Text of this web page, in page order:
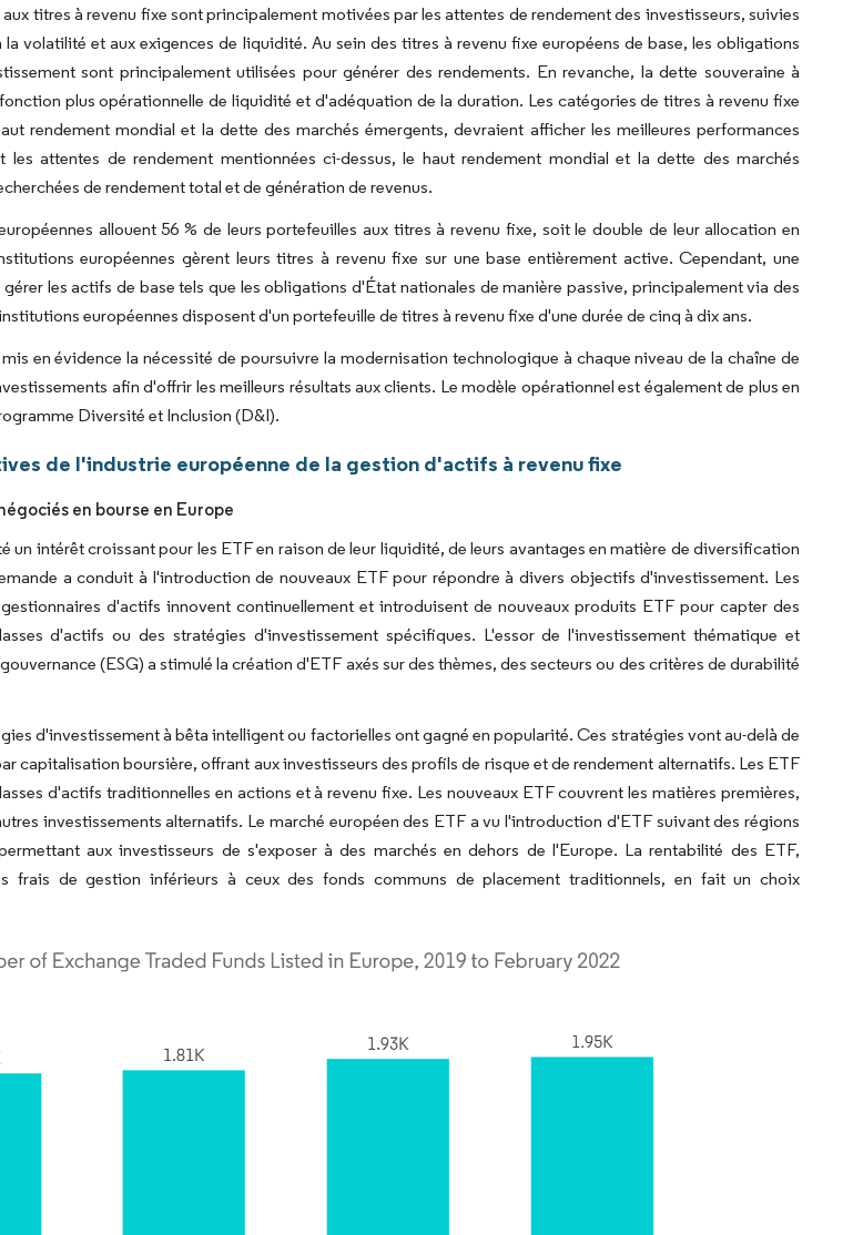
titres à revenu fixe sont principalement motivées par les attentes de rendement des investisseurs, suivies
volatilité et aux exigences de liquidité. Au sein des titres à revenu fixe européens de base, les obligations
sont principalement utilisées pour générer des rendements. En revanche, la dette souveraine à
plus opérationnelle de liquidité et d'adéquation de la duration. Les catégories de titres à revenu fixe
rendement mondial et la dette des marchés émergents, devraient afficher les meilleures performances
les attentes de rendement mentionnées ci-dessus, le haut rendement mondial et la dette des marchés
de rendement total et de génération de revenus.
allouent 56 % de leurs portefeuilles aux titres à revenu fixe, soit le double de leur allocation en
européennes gèrent leurs titres à revenu fixe sur une base entièrement active. Cependant, une
les actifs de base tels que les obligations d'État nationales de manière passive, principalement via des
européennes disposent d'un portefeuille de titres à revenu fixe d'une durée de cinq à dix ans.
en évidence la nécessité de poursuivre la modernisation technologique à chaque niveau de la chaîne de
afin d'offrir les meilleurs résultats aux clients. Le modèle opérationnel est également de plus en
Diversité et Inclusion (D&I).
de l'industrie européenne de la gestion d'actifs à revenu fixe
en bourse en Europe
un intérêt croissant pour les ETF en raison de leur liquidité, de leurs avantages en matière de diversification
a conduit à l'introduction de nouveaux ETF pour répondre à divers objectifs d'investissement. Les
d'actifs innovent continuellement et introduisent de nouveaux produits ETF pour capter des
d'actifs ou des stratégies d'investissement spécifiques. L'essor de l'investissement thématique et
(ESG) a stimulé la création d'ETF axés sur des thèmes, des secteurs ou des critères de durabilité
d'investissement à bêta intelligent ou factorielles ont gagné en popularité. Ces stratégies vont au-delà de
capitalisation boursière, offrant aux investisseurs des profils de risque et de rendement alternatifs. Les ETF
d'actifs traditionnelles en actions et à revenu fixe. Les nouveaux ETF couvrent les matières premières,
investissements alternatifs. Le marché européen des ETF a vu l'introduction d'ETF suivant des régions
aux investisseurs de s'exposer à des marchés en dehors de l'Europe. La rentabilité des ETF,
frais de gestion inférieurs à ceux des fonds communs de placement traditionnels, en fait un choix